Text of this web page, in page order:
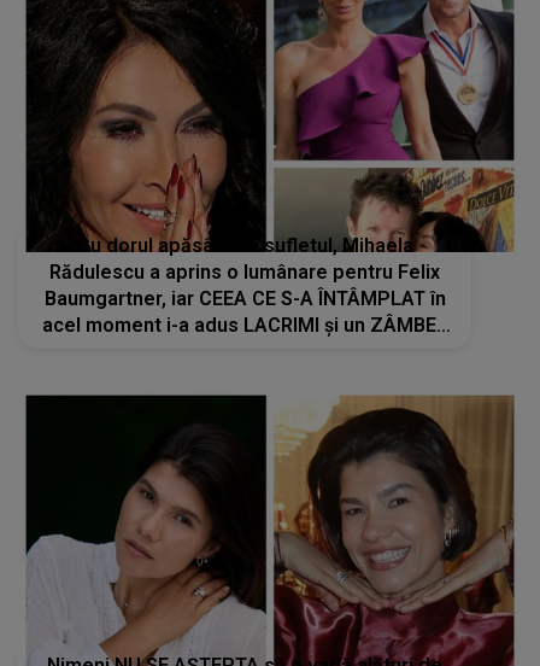
Cu dorul apăsându-i sufletul, Mihaela
Rădulescu a aprins o lumânare pentru Felix
Baumgartner, iar CEEA CE S-A ÎNTÂMPLAT în
acel moment i-a adus LACRIMI și un ZÂMBET